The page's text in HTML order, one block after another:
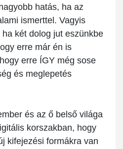
hatás, ha az
ismerttel. Vagyis
két dolog jut eszünkbe
erre már én is
erre ÍGY még sose
és meglepetés
és az ő belső világa
korszakban, hogy
kifejezési formákra van